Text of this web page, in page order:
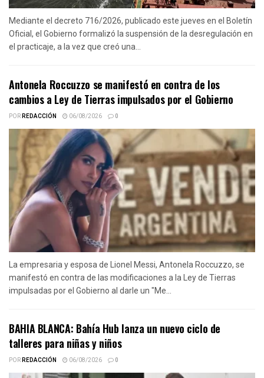
Mediante el decreto 716/2026, publicado este jueves en el Boletín
Oficial, el Gobierno formalizó la suspensión de la desregulación en
el practicaje, a la vez que creó una...
Antonela Roccuzzo se manifestó en contra de los
cambios a Ley de Tierras impulsados por el Gobierno
PORREDACCIÓN 06/08/2026 0
La empresaria y esposa de Lionel Messi, Antonela Roccuzzo, se
manifestó en contra de las modificaciones a la Ley de Tierras
impulsadas por el Gobierno al darle un "Me...
BAHIA BLANCA: Bahía Hub lanza un nuevo ciclo de
talleres para niñas y niños
PORREDACCIÓN 06/08/2026 0